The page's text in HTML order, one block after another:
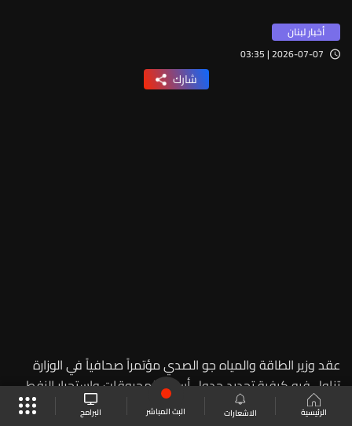
الرئيسية الاشعارات البث المباشر البرامج
أخبار لبنان
2026-07-07 | 03:35
شارك
عقد وزير الطاقة والمياه جو الصدي مؤتمراً صحافياً في الوزارة
تناول فيه كيفية تحديد جدول أسعار المحروقات واستجرار النفط
من العراق والكهرباء من سوريا.